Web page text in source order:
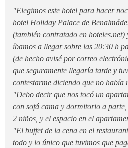
"Elegimos este hotel para hacer
hotel Holiday Palace de
(también contratado en
íbamos a llegar sobre las 20:30 h
(de hecho avisé por correo
que seguramente llegaría tarde y
contestarme diciendo que no
"Debo decir que nos tocó un
con sofá cama y dormitorio a
2 niños, y el espacio en el
"El buffet de la cena en el
todo y lo único que tuvimos que